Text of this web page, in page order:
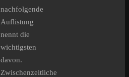
nachfolgende
Auflistung
nennt die
wichtigsten
davon.
Zwischenzeitliche